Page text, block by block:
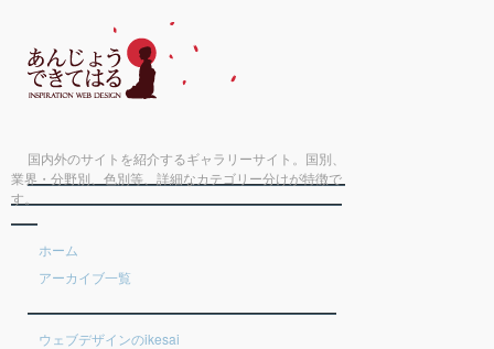
国内外のサイトを紹介するギャラリーサイト。国別、
業界・分野別、色別等、詳細なカテゴリー分けが特徴で
す。
ホーム
アーカイブ一覧
ウェブデザインのikesai